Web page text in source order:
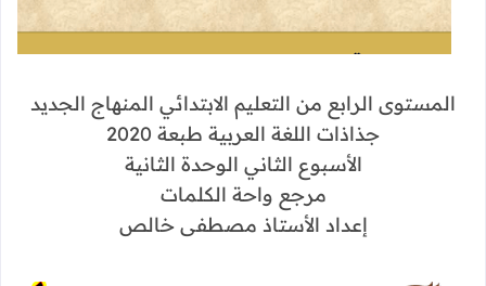
المستوى الرابع من التعليم الابتدائي المنهاج الجديد
جذاذات اللغة العربية طبعة 2020
الأسبوع الثاني الوحدة الثانية
مرجع واحة الكلمات
إعداد الأستاذ مصطفى خالص